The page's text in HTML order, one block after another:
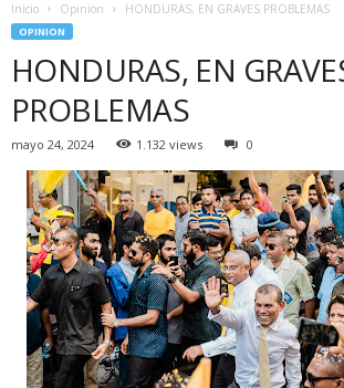
Inicio Opinion HONDURAS, EN GRAVES PROBLEMAS
OPINION
HONDURAS, EN
PROBLEMAS
mayo 24, 2024 1.132 views 0